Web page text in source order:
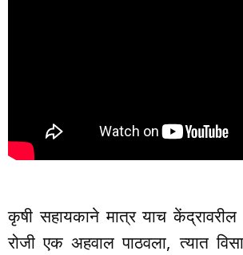
कृषी सहायकाने मात्र याच केंद्रावरील
रोजी एक अहवाल पाठवला, त्यात